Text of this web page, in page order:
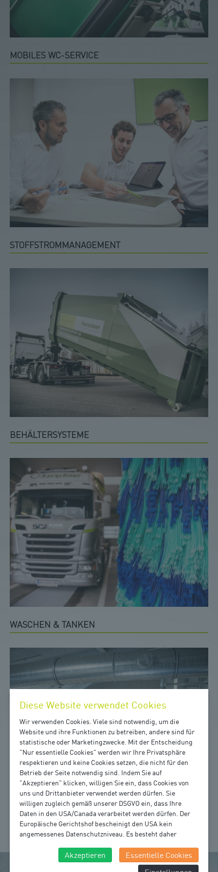
MOBILES WC-SERVICE
STOFFSTROMMANAGEMENT
BEHÄLTERSYSTEME
WASCHEN & TANKEN
KUNSTSTOFF-RECYCLING
Diese Website verwendet Cookies
Wir verwenden Cookies. Viele sind notwendig, um die
Website und ihre Funktionen zu betreiben, andere sind für
statistische oder Marketingzwecke. Mit der Entscheidung
"Nur essentielle Cookies" werden wir Ihre Privatsphäre
respektieren und keine Cookies setzen, die nicht für den
Betrieb der Seite notwendig sind. Indem Sie auf
"Akzeptieren" klicken, willigen Sie ein, dass Cookies von
uns und Drittanbieter verwendet werden dürfen. Sie
willigen zugleich gemäß unserer DSGVO ein, dass Ihre
Daten in den USA/Canada verarbeitet werden dürfen. Der
Europäische Gerichtshof bescheinigt den USA kein
angemessenes Datenschutzniveau. Es besteht daher
Behörden, zu Kontroll- und zu Überwachungszwecken,
verarbeitet werden und dagegen keine wirksamen
Akzeptieren
Essentielle Cookies